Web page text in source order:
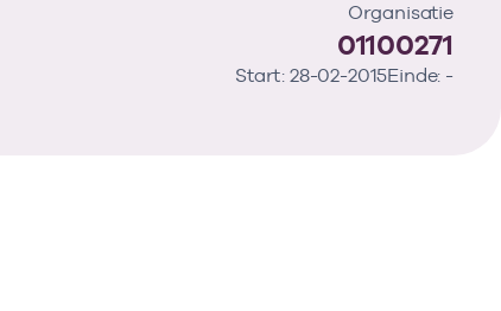
Organisatie
01100271
Start: 28-02-2015Einde: -